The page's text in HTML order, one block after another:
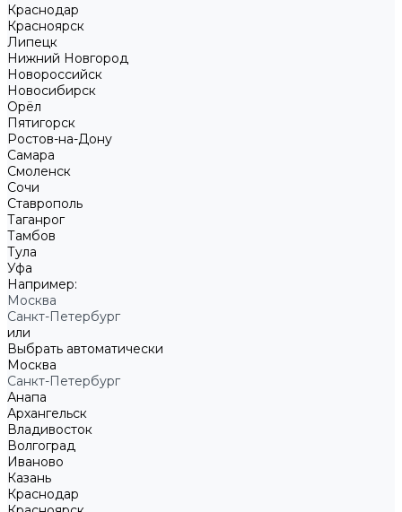
Краснодар
Красноярск
Липецк
Нижний Новгород
Новороссийск
Новосибирск
Орёл
Пятигорск
Ростов-на-Дону
Самара
Смоленск
Сочи
Ставрополь
Таганрог
Тамбов
Тула
Уфа
Например:
Москва
Санкт-Петербург
или
Выбрать автоматически
Москва
Санкт-Петербург
Анапа
Архангельск
Владивосток
Волгоград
Иваново
Казань
Краснодар